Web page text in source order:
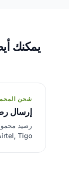
يمكنك
شحن
إرسال
Tigo.